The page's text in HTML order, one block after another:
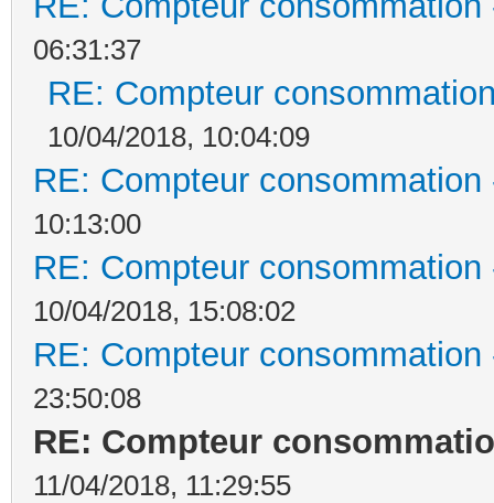
06:31:37
RE: Compteur
10/04/2018, 10:04:09
RE: Compteur consommation
10:13:00
RE: Compteur consommation
10/04/2018, 15:08:02
RE: Compteur consommation
23:50:08
RE: Compteur
11/04/2018, 11:29:55